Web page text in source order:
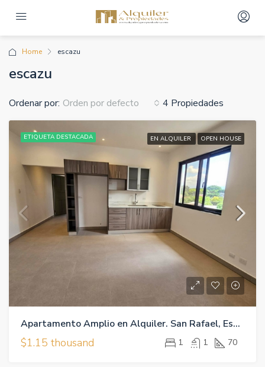
Home escazu
escazu
4 Propiedades
Ordenar por: Orden por defecto
ETIQUETA DESTACADA EN ALQUILER OPEN HOUSE
Apartamento Amplio en Alquiler. San Rafael, Escazú. $1,150
$1.15 thousand 1 1 70